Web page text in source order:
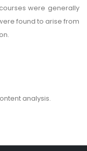
were generally
found to arise from
analysis.